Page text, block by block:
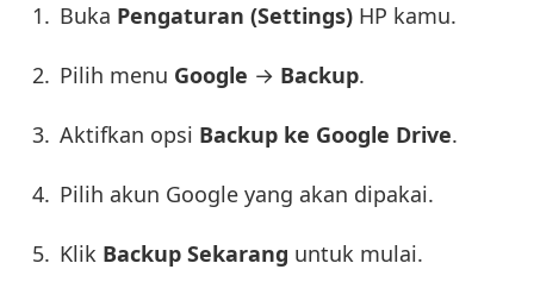
Buka Pengaturan (Settings) HP kamu.
Pilih menu Google → Backup.
Aktifkan opsi Backup ke Google Drive.
Pilih akun Google yang akan dipakai.
Klik Backup Sekarang untuk mulai.